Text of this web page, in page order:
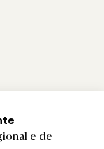
e de